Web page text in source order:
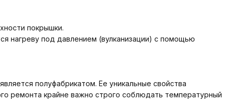
покрышки.
нагреву под давлением (вулканизации) с помощью
полуфабрикатом. Ее уникальные свойства
ремонта крайне важно строго соблюдать температурный